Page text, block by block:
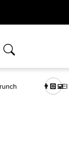
👨🏻‍💻El